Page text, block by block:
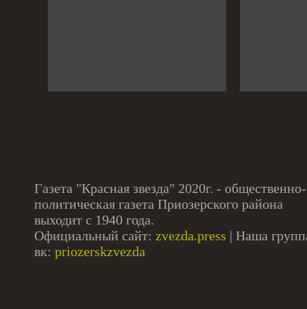
Газета "Красная звезда" 2020г. - общественно-
политическая газета Приозерского района
выходит с 1940 года.
Официальный сайт: zvezda.press | Наша
вк: priozerskzvezda